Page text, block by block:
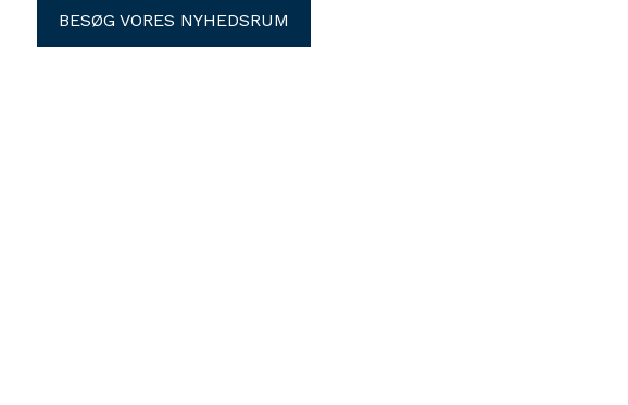
BESØG VORES NYHEDSRUM